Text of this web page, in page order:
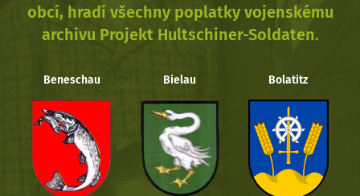
obcí, hradí všechny poplatky vojenskému
archivu Projekt Hultschiner-Soldaten.
Beneschau Bielau Bolatitz